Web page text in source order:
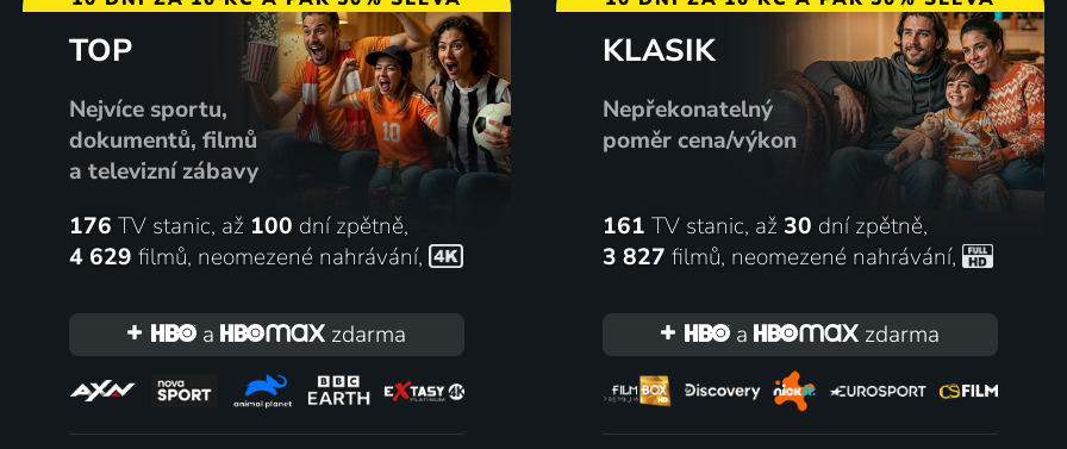
TOP
Nejvíce sportu,
dokumentů, filmů
a televizní zábavy
176 TV stanic, až 100 dní zpětně,
4 629 filmů, neomezené nahrávání,
a zdarma
KLASIK
Nepřekonatelný
poměr cena/výkon
161 TV stanic, až 30 dní zpětně,
3 827 filmů, neomezené nahrávání,
a zdarma